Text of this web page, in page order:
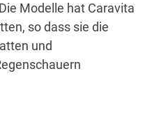
Modelle hat Caravita
so dass sie die
und